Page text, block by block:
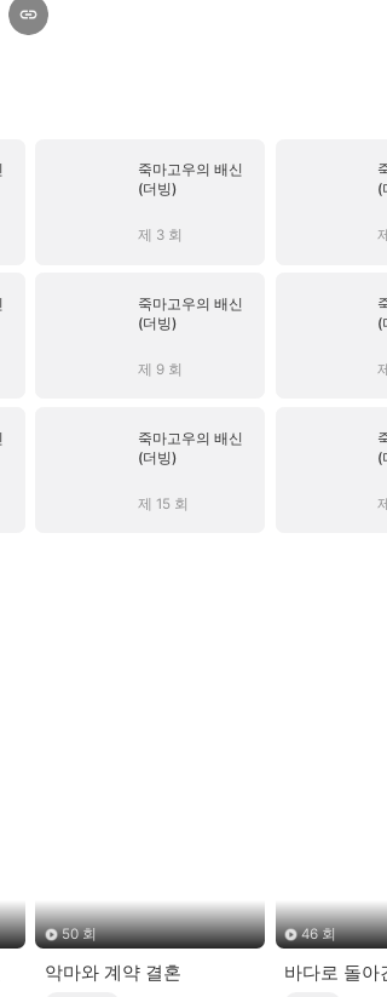
죽마고우의 배신
(더빙)
제 3 회
(
죽마고우의 배신
(더빙)
제 9 회
(
죽마고우의 배신
(더빙)
제 15 회
(
50 회
악마와 계약 결혼
46 회
바다로 돌아